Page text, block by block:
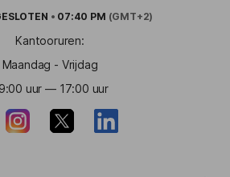
• 07:40 PM (GMT+2)
Kantooruren:
Maandag - Vrijdag
uur — 17:00 uur